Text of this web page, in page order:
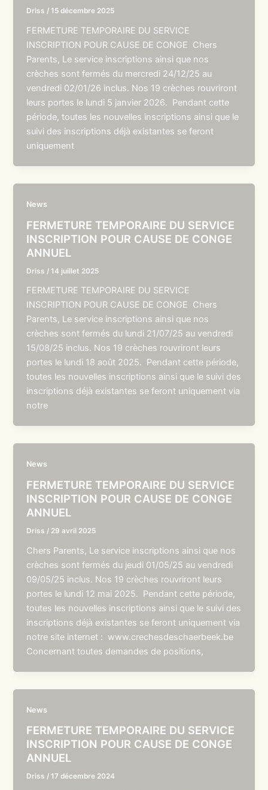
Driss /15 décembre 2025
FERMETURE TEMPORAIRE DU SERVICE
INSCRIPTION POUR CAUSE DE CONGE Chers
Parents, Le service inscriptions ainsi que nos
crèches sont fermés du mercredi 24/12/25 au
vendredi 02/01/26 inclus. Nos 19 crèches rouvriront
leurs portes le lundi 5 janvier 2026. Pendant cette
période, toutes les nouvelles inscriptions ainsi que le
suivi des inscriptions déjà existantes se feront
uniquement
News
FERMETURE TEMPORAIRE DU SERVICE
INSCRIPTION POUR CAUSE DE CONGE
ANNUEL
Driss /14 juillet 2025
FERMETURE TEMPORAIRE DU SERVICE
INSCRIPTION POUR CAUSE DE CONGE Chers
Parents, Le service inscriptions ainsi que nos
crèches sont fermés du lundi 21/07/25 au vendredi
15/08/25 inclus. Nos 19 crèches rouvriront leurs
portes le lundi 18 août 2025. Pendant cette période,
toutes les nouvelles inscriptions ainsi que le suivi des
inscriptions déjà existantes se feront uniquement via
notre
News
FERMETURE TEMPORAIRE DU SERVICE
INSCRIPTION POUR CAUSE DE CONGE
ANNUEL
Driss / 29 avril 2025
Chers Parents, Le service inscriptions ainsi que nos
crèches sont fermés du jeudi 01/05/25 au vendredi
09/05/25 inclus. Nos 19 crèches rouvriront leurs
portes le lundi 12 mai 2025. Pendant cette période,
toutes les nouvelles inscriptions ainsi que le suivi des
inscriptions déjà existantes se feront uniquement via
notre site internet : www.crechesdeschaerbeek.be
Concernant toutes demandes de positions,
News
FERMETURE TEMPORAIRE DU SERVICE
INSCRIPTION POUR CAUSE DE CONGE
ANNUEL
Driss /17 décembre 2024